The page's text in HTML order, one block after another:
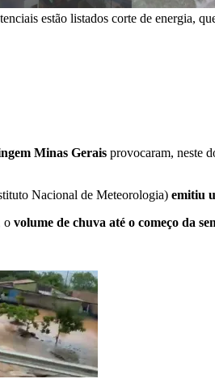
estão listados corte de energia,
Minas Gerais provocaram, neste
Nacional de Meteorologia) emitiu
o volume de chuva até o começo da